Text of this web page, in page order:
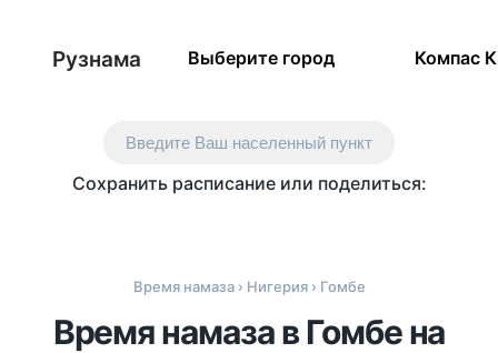
Рузнама Выберите город Компас
Введите Ваш населенный пункт
Сохранить расписание или поделиться:
Время намаза› Нигерия› Гомбе
Время намаза в Гомбе на